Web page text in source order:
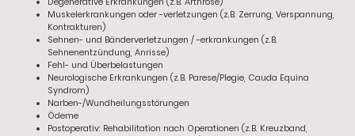
Muskelerkrankungen oder -verletzungen (z.B. Zerrung, Verspannung,
Kontrakturen)
Sehnen- und Bänderverletzungen / -erkrankungen (z.B.
Sehnenentzündung, Anrisse)
Fehl- und Überbelastungen
Neurologische Erkrankungen (z.B. Parese/Plegie, Cauda Equina
Syndrom)
Narben-/Wundheilungsstörungen
Ödeme
Postoperativ: Rehabilitation nach Operationen (z.B. Kreuzband,